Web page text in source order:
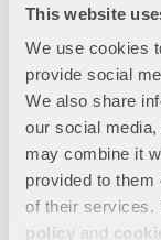
This website
We use cookies
provide social
We also share
our social
may combine it
provided to them
of their services.
policy and